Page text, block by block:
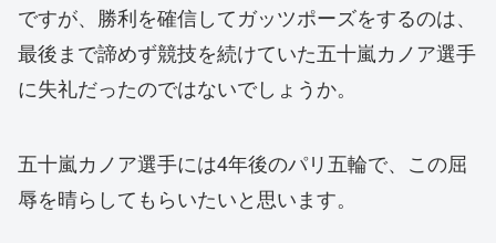
ですが、勝利を確信してガッツポーズをするのは、
最後まで諦めず競技を続けていた五十嵐カノア選手
に失礼だったのではないでしょうか。
五十嵐カノア選手には4年後のパリ五輪で、この屈
辱を晴らしてもらいたいと思います。